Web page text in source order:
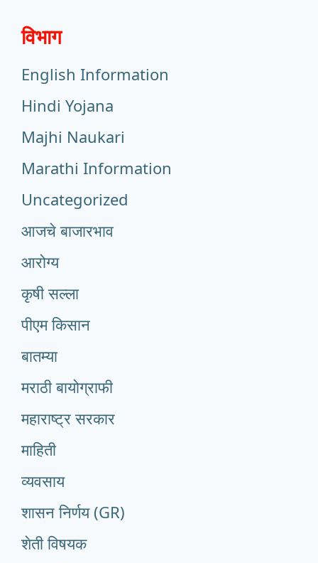
विभाग
English Information
Hindi Yojana
Majhi Naukari
Marathi Information
Uncategorized
आजचे बाजारभाव
आरोग्य
कृषी सल्ला
पीएम किसान
बातम्या
मराठी बायोग्राफी
महाराष्ट्र सरकार
माहिती
व्यवसाय
शासन निर्णय (GR)
शेती विषयक